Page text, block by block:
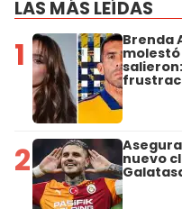
LAS MÁS LEÍDAS
1 Brenda
molestó
2 nuevo